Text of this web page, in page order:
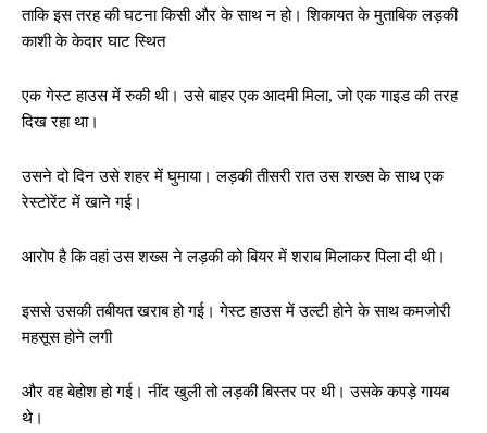
ताकि इस तरह की घटना किसी और के साथ न हो। शिकायत के मुताबिक लड़की
काशी के केदार घाट स्थित
एक गेस्ट हाउस में रुकी थी। उसे बाहर एक आदमी मिला, जो एक गाइड की तरह
दिख रहा था।
उसने दो दिन उसे शहर में घुमाया। लड़की तीसरी रात उस शख्‍स के साथ एक
रेस्टोरेंट में खाने गई।
आरोप है कि वहां उस शख्‍स ने लड़की को बियर में शराब मिलाकर पिला दी थी।
इससे उसकी तबीयत खराब हो गई। गेस्ट हाउस में उल्टी होने के साथ कमजोरी
महसूस होने लगी
और वह बेहोश हो गई। नींद खुली तो लड़की बिस्तर पर थी। उसके कपड़े गायब
थे।